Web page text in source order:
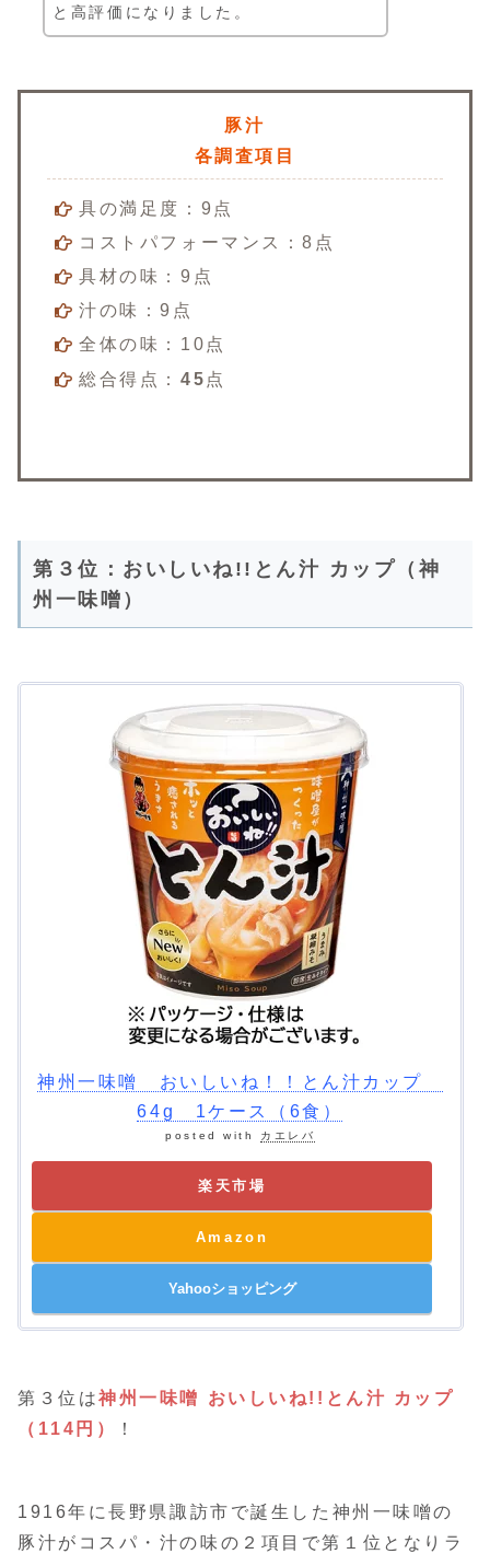
と高評価になりました。
豚汁
各調査項目
具の満足度：9点
コストパフォーマンス：8点
具材の味：9点
汁の味：9点
全体の味：10点
総合得点： 45 点
第３位：おいしいね!!とん汁 カップ（神
州一味噌）
神州一味噌 おいしいね！！とん汁カップ
64g 1ケース（6食）
posted with カエレバ
楽天市場
Amazon
Yahooショッピング
第３位は神州一味噌 おいしいね!!とん汁 カップ
（114円）
！
1916年に長野県諏訪市で誕生した神州一味噌の
豚汁がコスパ・汁の味の２項目で第１位となりラ